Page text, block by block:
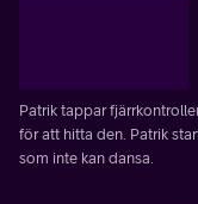
Patrik tappar
för att hitta den. Patrik
som inte kan dansa.